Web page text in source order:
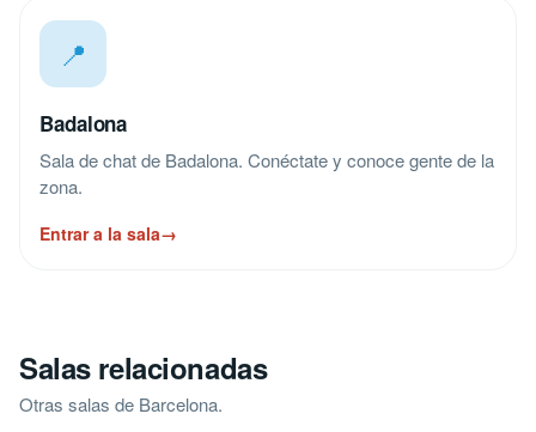
📍
Badalona
Sala de chat de Badalona. Conéctate y conoce gente de la
zona.
Entrar a la sala→
Salas relacionadas
Otras salas de Barcelona.